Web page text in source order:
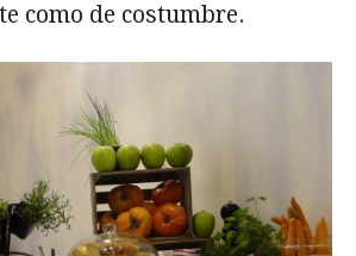
como de costumbre.